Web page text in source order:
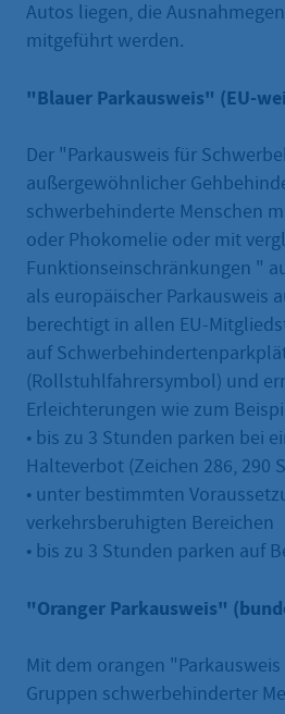
Autos liegen, die
mitgeführt werden.
"Blauer Parkausweis" (EU-
Der "Parkausweis für
außergewöhnlicher
schwerbehinderte Menschen
oder Phokomelie oder mit
Funktionseinschränkungen "
als europäischer Parkausweis
berechtigt in allen EU-
auf
(Rollstuhlfahrersymbol) und
Erleichterungen wie zum
• bis zu 3 Stunden parken bei
Halteverbot (Zeichen 286, 290
• unter bestimmten
verkehrsberuhigten Bereichen
• bis zu 3 Stunden parken auf
"Oranger Parkausweis"
Mit dem orangen
Gruppen schwerbehinderter